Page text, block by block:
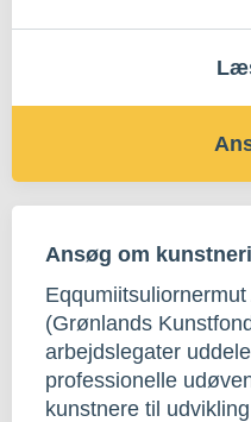
Ansøg om
(Grønlands
arbejdslegater
professionelle
kunstnere til